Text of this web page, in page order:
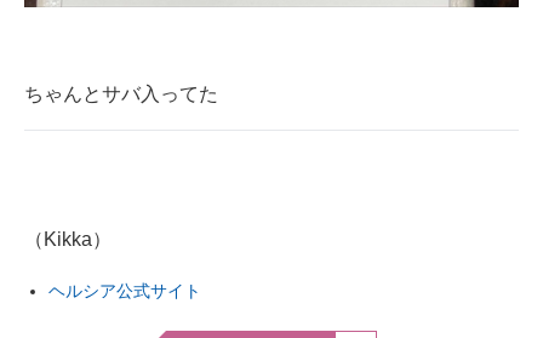
ちゃんとサバ入ってた
（Kikka）
ヘルシア公式サイト